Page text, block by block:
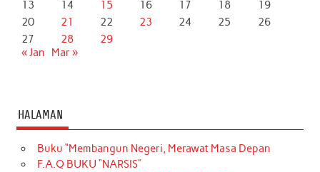
13
14 15 16 17 18
19
20
21 22 23 24 25
26
27
28
29
« Jan
Mar »
HALAMAN
Buku “Membangun Negeri, Merawat Masa Depan
F.A.Q BUKU “NARSIS”